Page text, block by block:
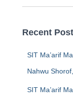
Recent
SIT Ma’arif
Nahwu
SIT Ma’arif